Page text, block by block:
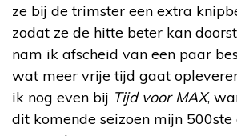
ze bij de trimster een extra
zodat ze de hitte beter kan
nam ik afscheid van een paar
wat meer vrije tijd gaat
ik nog even bij Tijd voor MAX,
dit komende seizoen mijn 500ste